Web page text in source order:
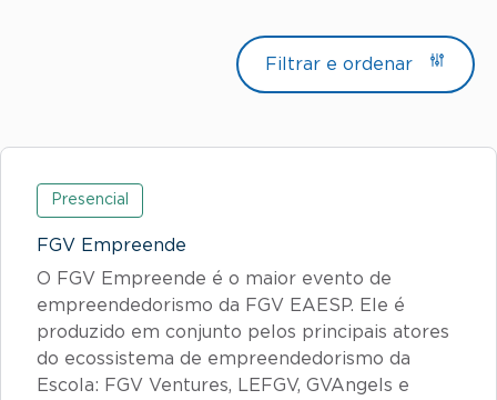
Filtrar e ordenar
Presencial
FGV Empreende
O FGV Empreende é o maior evento de
empreendedorismo da FGV EAESP. Ele é
produzido em conjunto pelos principais atores
do ecossistema de empreendedorismo da
Escola: FGV Ventures, LEFGV, GVAngels e